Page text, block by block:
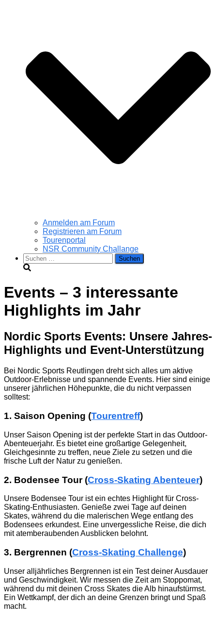
Anmelden am Forum
Registrieren am Forum
Tourenportal
NSR Community Challange
Suchen
nach:
Events – 3 interessante
Highlights im Jahr
Nordic Sports Events: Unsere Jahres-
Highlights und Event-Unterstützung
Bei Nordic Sports Reutlingen dreht sich alles um aktive
Outdoor-Erlebnisse und spannende Events. Hier sind einige
unserer jährlichen Höhepunkte, die du nicht verpassen
solltest:
1. Saison Opening (Tourentreff)
Unser Saison Opening ist der perfekte Start in das Outdoor-
Abenteuerjahr. Es bietet eine großartige Gelegenheit,
Gleichgesinnte zu treffen, neue Ziele zu setzen und die
frische Luft der Natur zu genießen.
2. Bodensee Tour (Cross-Skating Abenteuer)
Unsere Bodensee Tour ist ein echtes Highlight für Cross-
Skating-Enthusiasten. Genieße zwei Tage auf deinen
Skates, während du die malerischen Wege entlang des
Bodensees erkundest. Eine unvergessliche Reise, die dich
mit atemberaubenden Ausblicken belohnt.
3. Bergrennen (Cross-Skating Challenge)
Unser alljährliches Bergrennen ist ein Test deiner Ausdauer
und Geschwindigkeit. Wir messen die Zeit am Stoppomat,
während du mit deinen Cross Skates die Alb hinaufstürmst.
Ein Wettkampf, der dich an deine Grenzen bringt und Spaß
macht.